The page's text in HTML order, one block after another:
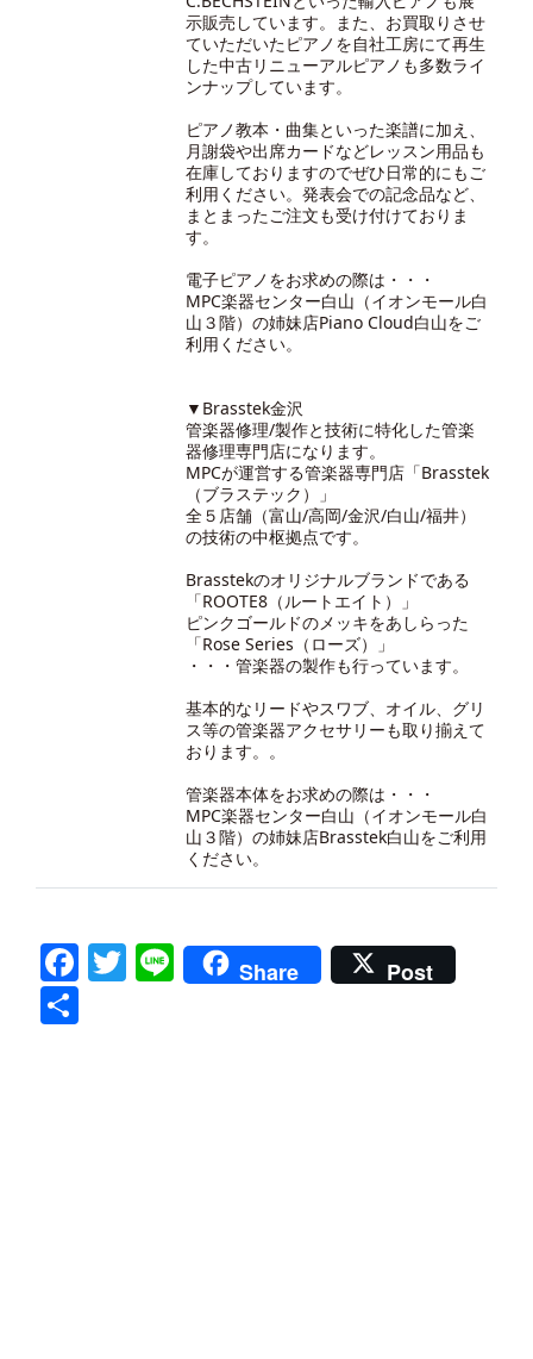
示販売しています。また、お買取りさせ
ていただいたピアノを自社工房にて再生
した中古リニューアルピアノも多数ライ
ンナップしています。
ピアノ教本・曲集といった楽譜に加え、
月謝袋や出席カードなどレッスン用品も
在庫しておりますのでぜひ日常的にもご
利用ください。発表会での記念品など、
まとまったご注文も受け付けておりま
す。
電子ピアノをお求めの際は・・・
MPC楽器センター白山（イオンモール白
山３階）の姉妹店Piano Cloud白山をご
利用ください。
▼Brasstek金沢
管楽器修理/製作と技術に特化した管楽
器修理専門店になります。
MPCが運営する管楽器専門店「Brasstek
（ブラステック）」
全５店舗（富山/高岡/金沢/白山/福井）
の技術の中枢拠点です。
Brasstekのオリジナルブランドである
「ROOTE8（ルートエイト）」
ピンクゴールドのメッキをあしらった
「Rose Series（ローズ）」
・・・管楽器の製作も行っています。
基本的なリードやスワブ、オイル、グリ
ス等の管楽器アクセサリーも取り揃えて
おります。。
管楽器本体をお求めの際は・・・
MPC楽器センター白山（イオンモール白
山３階）の姉妹店Brasstek白山をご利用
ください。
Facebook
Twitter
LineShare Post